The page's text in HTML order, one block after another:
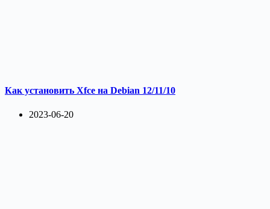
Как установить Xfce на Debian 12/11/10
2023-06-20